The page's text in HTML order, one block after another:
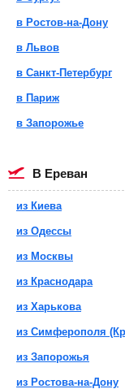
в Ростов-на-Дону
в Львов
в Санкт-Петербург
в Париж
в Запорожье
в Ереван
из Киева
из Одессы
из Москвы
из Краснодара
из Харькова
из Симферополя
из Запорожья
из Ростова-на-Дону